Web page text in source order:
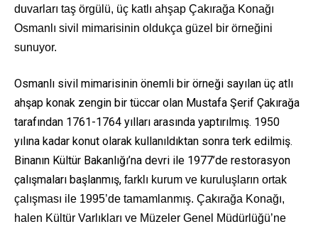
duvarları taş örgülü, üç katlı ahşap Çakırağa Konağı
Osmanlı sivil mimarisinin oldukça güzel bir örneğini
sunuyor.
Osmanlı sivil mimarisinin önemli bir örneği sayılan üç atlı
ahşap konak zengin bir tüccar olan Mustafa Şerif Çakırağa
tarafından 1761-1764 yılları arasında yaptırılmış. 1950
yılına kadar konut olarak kullanıldıktan sonra terk edilmiş.
Binanın Kültür Bakanlığı’na devri ile 1977’de restorasyon
çalışmaları başlanmış, farklı kurum ve kuruluşların ortak
çalışması ile 1995’de tamamlanmış. Çakırağa Konağı,
ha len Kültür Varlıkları ve Müzeler Genel Müdürlüğü’ne